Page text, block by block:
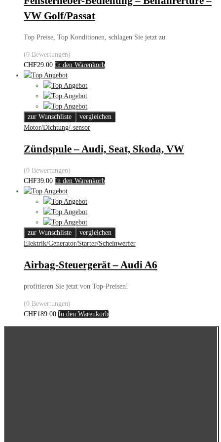
VW Golf/Passat
Top Preise, Top Konditionen, schlagen Sie jetzt zu.
(0 Bewertungen)
CHF29.00 In den Warenkorb
zur Wunschliste
vergleichen
Motor/Dichtung/-sensor
Zündspule – Audi, Seat, Skoda, VW
(0 Bewertungen)
CHF39.00 In den Warenkorb
zur Wunschliste
vergleichen
Elektrik/Generator/Starter/Scheinwerfer
Airbag-Steuergerät – Audi A6
profitieren Sie jetzt von Top-Preisen!
(0 Bewertungen)
CHF189.00 In den Warenkorb